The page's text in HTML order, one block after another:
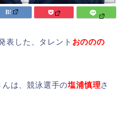
表した、タレント おののの
は、競泳選手の塩浦慎理さ